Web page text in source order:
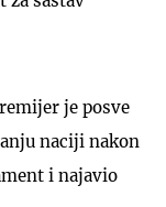
je posve
naciji nakon
i najavio